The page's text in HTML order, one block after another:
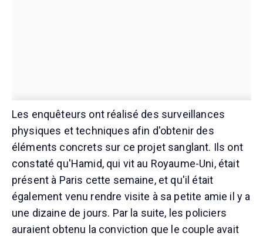
Les enquêteurs ont réalisé des surveillances
physiques et techniques afin d'obtenir des
éléments concrets sur ce projet sanglant. Ils ont
constaté qu'Hamid, qui vit au Royaume-Uni, était
présent à Paris cette semaine, et qu'il était
également venu rendre visite à sa petite amie il y a
une dizaine de jours. Par la suite, les policiers
auraient obtenu la conviction que le couple avait